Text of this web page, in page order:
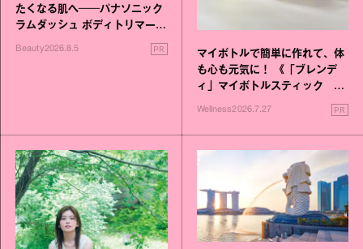
たくなる肌へ──パナソニック
ラムダッシュ ボディトリマーが
Beauty2026.8.5 PR
マイボトルで簡単に作れて、体
も心も元気に！ 《「ブレンデ
ィ」マイボトルスティック い
いこと毎日》シリーズが誕生
Wellness2026.7.27 PR